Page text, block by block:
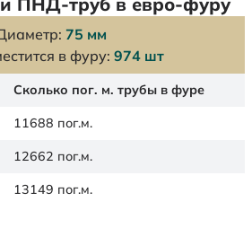
75 мм
в фуру: 974 шт
Сколько пог. м. трубы в фуре
11688 пог.м.
12662 пог.м.
13149 пог.м.